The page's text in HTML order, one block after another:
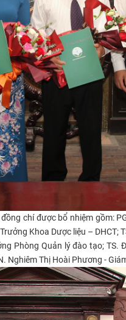
chí được bổ nhiệm gồm:
Khoa Dược liệu –
Phòng Quản lý đào tạo;
Nghiêm Thị Hoài Phương -